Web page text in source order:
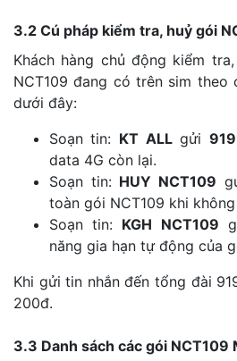
3.2 Cú pháp kiểm tra, huỷ gói
Khách hàng chủ động kiểm tra,
NCT109 đang có trên sim theo
dưới đây:
Soạn tin: KT ALLgửi
data 4G còn lại.
Soạn tin: HUY NCT109
toàn gói NCT109 khi
Soạn tin: KGH NCT109
năng gia hạn tự động của
Khi gửi tin nhắn đến tổng đài
200đ.
3.3 Danh sách các gói NCT109